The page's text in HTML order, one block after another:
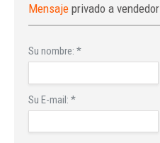
Mensaje privado a vendedor
Su nombre: *
Su E-mail: *